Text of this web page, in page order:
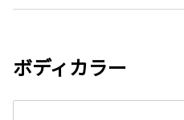
ボディカラー